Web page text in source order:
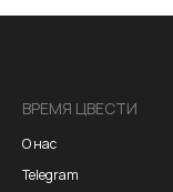
ВРЕМЯ ЦВЕСТИ
О нас
Telegram